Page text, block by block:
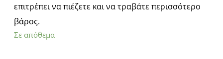
επιτρέπει να πιέζετε και να τραβάτε περισσότερο
βάρος.
Σε απόθεμα